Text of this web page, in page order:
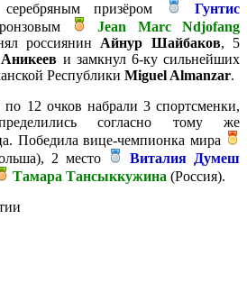
призёром
Гунтис
Jean Marc Ndjofang
россиянинАйнур Шайбаков, 5
и замкнул 6-ку сильнейших
Республики Miguel Almanzar.
12 очков набрали 3 спортсменки,
согласно тому же
Победила вице-чемпионка мира
2 место
Виталия Думеш
Тамара Тансыккужина (Россия).